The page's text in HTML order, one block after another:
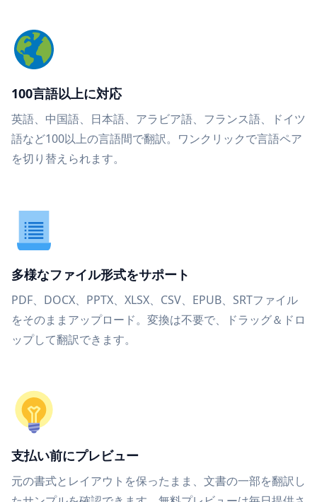
100言語以上に対応
英語、中国語、日本語、アラビア語、フランス語、ドイツ
語など100以上の言語間で翻訳。ワンクリックで言語ペア
を切り替えられます。
多様なファイル形式をサポート
PDF、DOCX、PPTX、XLSX、CSV、EPUB、SRTファイル
をそのままアップロード。変換は不要で、ドラッグ＆ドロ
ップして翻訳できます。
支払い前にプレビュー
元の書式とレイアウトを保ったまま、文書の一部を翻訳し